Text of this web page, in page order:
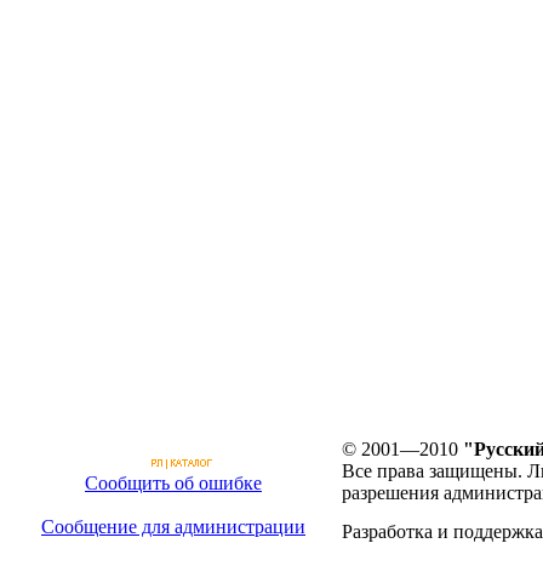
Сообщить об ошибке
Сообщение для администрации
© 2001—2010
Все права защищены.
разрешения
Разработка и